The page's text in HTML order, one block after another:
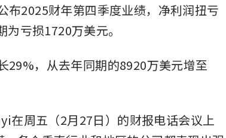
布2025财年第四季度业绩，净利润扭亏
亏损1720万美元。
，从去年同期的8920万美元增至
周五（2月27日）的财报电话会议上